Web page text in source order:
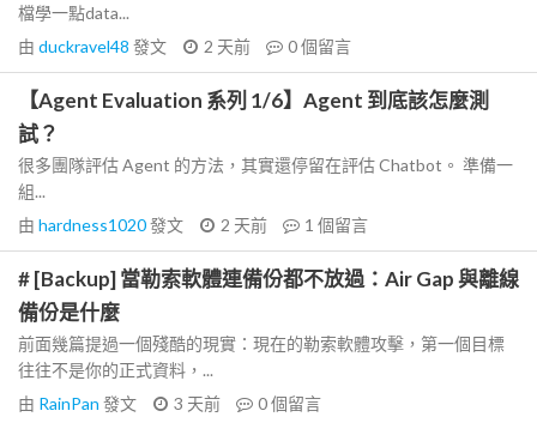
檔學一點data...
由 duckravel48 發文 2 天前 0個留言
【Agent Evaluation 系列 1/6】Agent 到底該怎麼測
試？
很多團隊評估 Agent 的方法，其實還停留在評估 Chatbot。 準備一
組...
由 hardness1020發文 2 天前 1 個留言
# [Backup] 當勒索軟體連備份都不放過：Air Gap 與離線
備份是什麼
前面幾篇提過一個殘酷的現實：現在的勒索軟體攻擊，第一個目標
往往不是你的正式資料，...
由 RainPan 發文 3 天前 0個留言